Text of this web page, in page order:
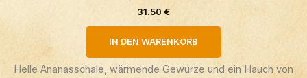
31.50 €
IN DEN WARENKORB
Helle Ananas­schale, wärmende Gewürze und ein Hauch von